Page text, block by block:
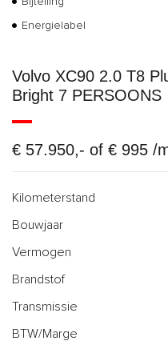
Energielabel
Volvo XC90 2.0 T8
Bright 7 PERSOONS
€ 57.950,- of € 995 /
Kilometerstand
Bouwjaar
Vermogen
Brandstof
Transmissie
BTW/Marge